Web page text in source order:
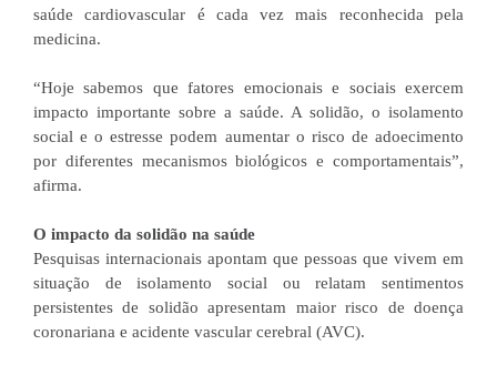
saúde cardiovascular é cada vez mais reconhecida pela
medicina.
“Hoje sabemos que fatores emocionais e sociais exercem
impacto importante sobre a saúde. A solidão, o isolamento
social e o estresse podem aumentar o risco de adoecimento
por diferentes mecanismos biológicos e comportamentais”,
afirma.
O impacto da solidão na saúde
Pesquisas internacionais apontam que pessoas que vivem em
situação de isolamento social ou relatam sentimentos
persistentes de solidão apresentam maior risco de doença
coronariana e acidente vascular cerebral (AVC).